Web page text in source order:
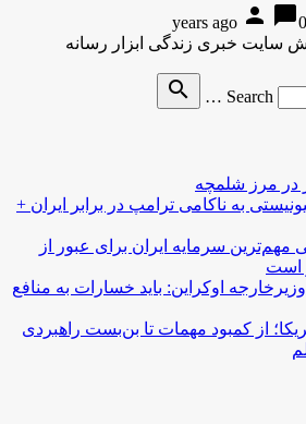
person chat_bubble0
Search …
search
در مرز شلمچه
به ناکامی ترامپ در برابر ایران +
مهم‌ترین سرمایه ایران برای عبور از
است
اوکراین: باید خسارات به منافع
از کمبود مهمات تا بن‌بست راهبردی